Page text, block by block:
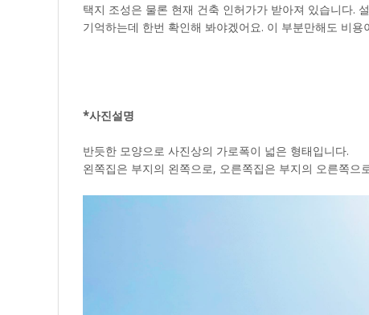
택지 조성은 물론 현재 건축 인허가가 받아져 있습니다.
기억하는데 한번 확인해 봐야겠어요. 이 부분만해도 비
*사진설명
반듯한 모양으로 사진상의 가로폭이 넓은 형태입니다.
왼쪽집은 부지의 왼쪽으로, 오른쪽집은 부지의 오른쪽으